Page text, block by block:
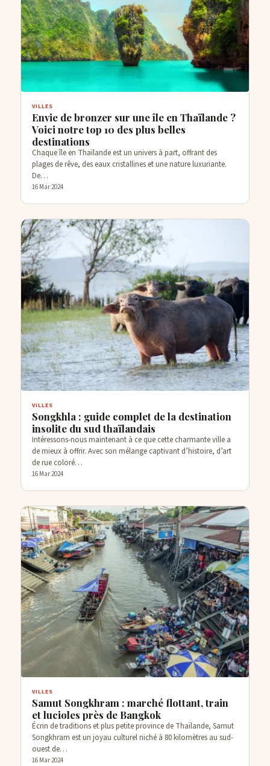
VILLES
Envie de bronzer sur une île en Thaïlande ?
Voici notre top 10 des plus belles
destinations
Chaque île en Thaïlande est un univers à part, offrant des
plages de rêve, des eaux cristallines et une nature luxuriante.
De…
16 Mar 2024
VILLES
Songkhla : guide complet de la destination
insolite du sud thaïlandais
Intéressons-nous maintenant à ce que cette charmante ville a
de mieux à offrir. Avec son mélange captivant d’histoire, d’art
de rue coloré…
16 Mar 2024
VILLES
Samut Songkhram : marché flottant, train
et lucioles près de Bangkok
Écrin de traditions et plus petite province de Thaïlande, Samut
Songkhram est un joyau culturel niché à 80 kilomètres au sud-
ouest de…
16 Mar 2024